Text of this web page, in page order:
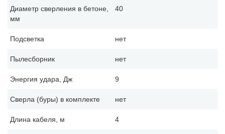
Диаметр сверления в бетоне,
мм
40
Подсветка нет
Пылесборник нет
Энергия удара, Дж 9
Сверла (буры) в комплекте нет
Длина кабеля, м 4